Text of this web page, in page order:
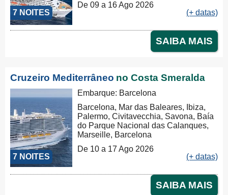
7 NOITES
De 09 a 16 Ago 2026
(+ datas)
SAIBA MAIS
Cruzeiro Mediterrâneo no Costa Smeralda
7 NOITES
Embarque: Barcelona
Barcelona, Mar das Baleares, Ibiza,
Palermo, Civitavecchia, Savona, Baía
do Parque Nacional das Calanques,
Marseille, Barcelona
De 10 a 17 Ago 2026
(+ datas)
SAIBA MAIS